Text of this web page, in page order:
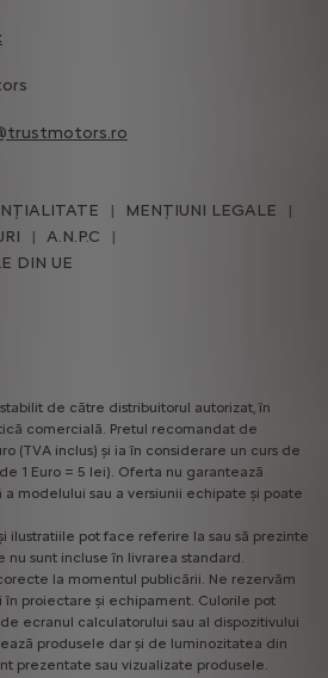
MENȚIUNI LEGALE
A.N.P.C
DIN UE
de către distribuitorul autorizat, în
comercială. Pretul recomandat de
(TVA inclus) și ia în considerare un curs de
1 Euro = 5 lei). Oferta nu garantează
modelului sau a versiunii echipate și poate
ilustratiile pot face referire la sau să prezinte
sunt incluse în livrarea standard.
la momentul publicării. Ne rezervăm
proiectare și echipament. Culorile pot
ecranul calculatorului sau al dispozitivului
produsele dar și de luminozitatea din
prezentate sau vizualizate produsele.